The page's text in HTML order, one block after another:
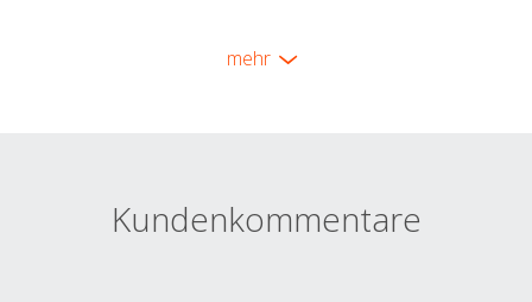
mehr
Kundenkommentare